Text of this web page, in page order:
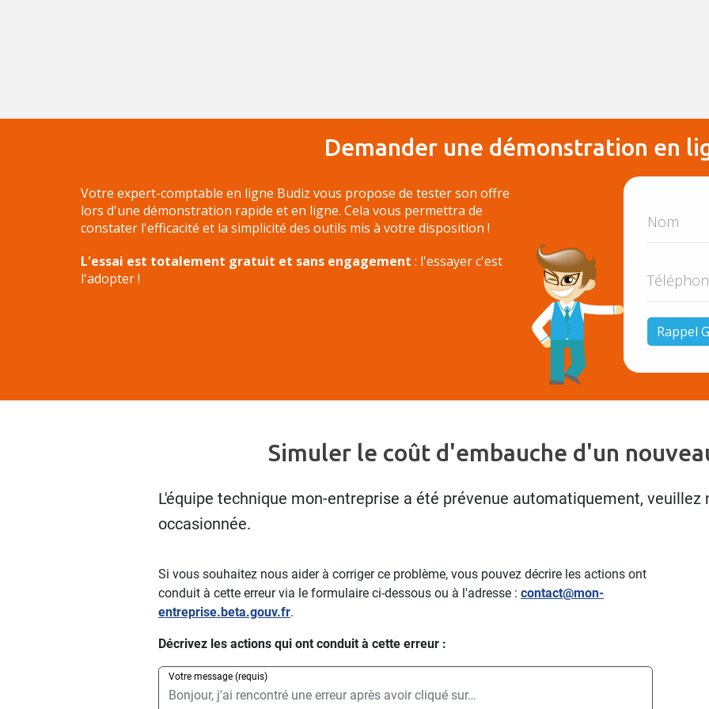
Demander une démonstration en
Votre expert-comptable en ligne Budiz vous propose de tester son offre
lors d'une démonstration rapide et en ligne. Cela vous permettra de
constater l'efficacité et la simplicité des outils mis à votre disposition !
L'essai est totalement gratuit et sans engagement : l'essayer c'est
l'adopter !
Simuler le coût d'embauche d'un